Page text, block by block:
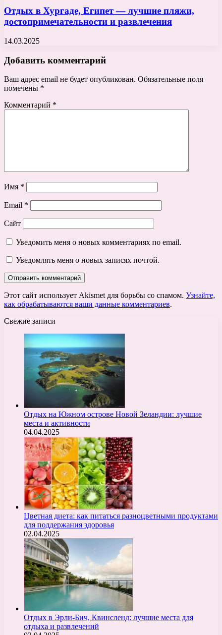
Отдых в Хургаде, Египет — лучшие пляжи,
достопримечательности и развлечения
14.03.2025
Добавить комментарий
Ваш адрес email не будет опубликован. Обязательные поля
помечены *
Комментарий *
Имя *
Email *
Сайт
Уведомить меня о новых комментариях по email.
Уведомлять меня о новых записях почтой.
Этот сайт использует Akismet для борьбы со спамом. Узнайте,
как обрабатываются ваши данные комментариев.
Свежие записи
Отдых на Южном острове Новой Зеландии: лучшие
места и активности
04.04.2025
Цветная диета: как питаться разноцветными продуктами
для поддержания здоровья
02.04.2025
Отдых в Эрли-Бич, Квинсленд: лучшие места для
отдыха и развлечений